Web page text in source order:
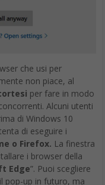
che usi per
non piace, al
per fare in modo
Alcuni utenti
di Windows 10
di eseguire i
o Firefox. La finestra
i browser della
Edge”. Puoi scegliere
pop-up in futuro, ma